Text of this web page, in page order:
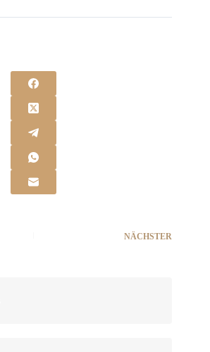
NÄCHSTER